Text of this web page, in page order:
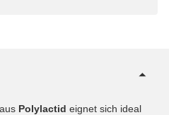
aus Polylactid eignet sich ideal